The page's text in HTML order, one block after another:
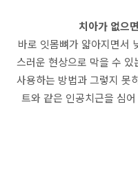
치아가 없으
바로 잇몸뼈가 얇아지면서
스러운 현상으로 막을 수
사용하는 방법과 그렇지 못
트와 같은 인공치근을 심